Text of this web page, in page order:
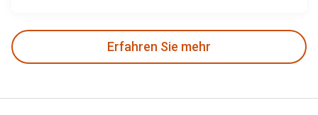
Erfahren Sie mehr